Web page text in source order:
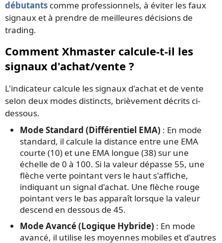
débutants comme professionnels, à éviter les faux
signaux et à prendre de meilleures décisions de
trading.
Comment Xhmaster calcule-t-il les
signaux d'achat/vente ?
L'indicateur calcule les signaux d'achat et de vente
selon deux modes distincts, brièvement décrits ci-
dessous.
Mode Standard (Différentiel EMA) : En mode
standard, il calcule la distance entre une EMA
courte (10) et une EMA longue (38) sur une
échelle de 0 à 100. Si la valeur dépasse 55, une
flèche verte pointant vers le haut s'affiche,
indiquant un signal d'achat. Une flèche rouge
pointant vers le bas apparaît lorsque la valeur
descend en dessous de 45.
Mode Avancé (Logique Hybride) : En mode
avancé, il utilise les moyennes mobiles et d'autres